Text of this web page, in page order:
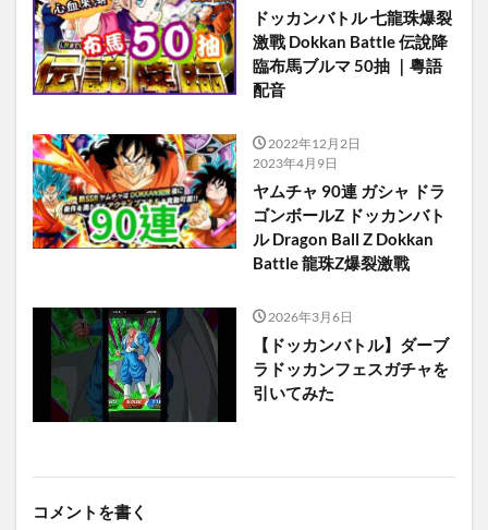
ドッカンバトル 七龍珠爆裂
激戰 Dokkan Battle 伝說降
臨布馬ブルマ 50抽 ｜粵語
配音
2022年12月2日
2023年4月9日
ヤムチャ 90連 ガシャ ドラ
ゴンボールZ ドッカンバト
ル Dragon Ball Z Dokkan
Battle 龍珠Z爆裂激戰
2026年3月6日
【ドッカンバトル】ダーブ
ラドッカンフェスガチャを
引いてみた
コメントを書く